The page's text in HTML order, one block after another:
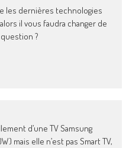
les dernières technologies
il vous faudra changer de
?
d’une TV Samsung
mais elle n’est pas Smart TV,